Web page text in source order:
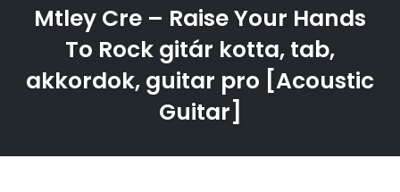
Mtley Cre – Raise Your Hands
To Rock gitár kotta, tab,
akkordok, guitar pro [Acoustic
Guitar]